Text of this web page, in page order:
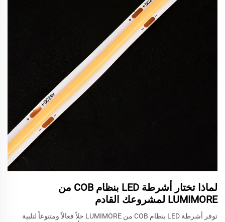
لماذا تختار أشرطة LED بنظام COB من
LUMIMORE لمشروعك القادم
توفر أشرطة LED بنظام COB من LUMIMORE حلاً فعالاً ومتنوعاً لتلبية